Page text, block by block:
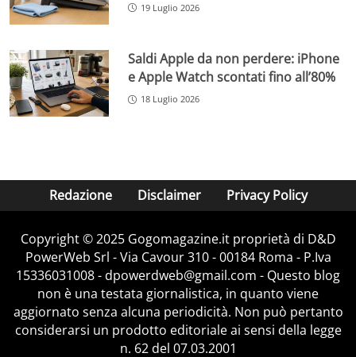
19 Luglio 2026
Saldi Apple da non perdere: iPhone
e Apple Watch scontati fino all’80%
18 Luglio 2026
Redazione Disclaimer Privacy Policy
Copyright © 2025 Gogomagazine.it proprietà di D&D
PowerWeb Srl - Via Cavour 310 - 00184 Roma - P.Iva
15336031008 - dpowerdweb@gmail.com - Questo blog
non è una testata giornalistica, in quanto viene
aggiornato senza alcuna periodicità. Non può pertanto
considerarsi un prodotto editoriale ai sensi della legge
n. 62 del 07.03.2001